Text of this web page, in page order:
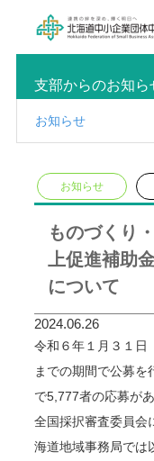
支部からのお知ら
お知らせ
お知らせ
ものづくり
上促進補助
について
2024.06.26
令和６年１月３１日
までの期間で公募を
で5,777者の応募があ
全国採択審査委員会
海道地域事務局では